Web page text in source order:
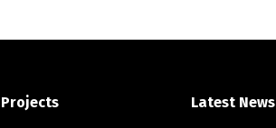
Projects Latest News